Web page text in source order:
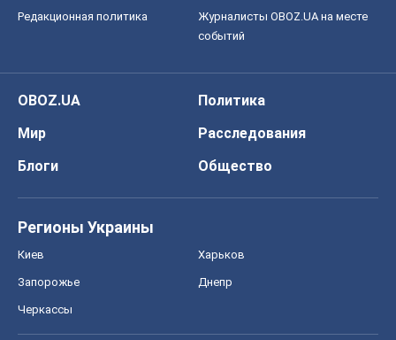
Редакционная политика
Журналисты OBOZ.UA на месте
событий
OBOZ.UA
Политика
Мир
Расследования
Блоги
Общество
Регионы Украины
Киев Харьков
Запорожье Днепр
Черкассы